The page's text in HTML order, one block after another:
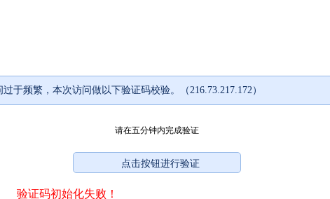
过于频繁，本次访问做以下验证码校验。（216.73.217.172）
请在五分钟内完成验证
验证码初始化失败！